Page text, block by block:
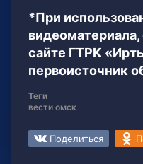
*При
сайте ГТРК
первоисточник
Теги
вести омск
Поделиться